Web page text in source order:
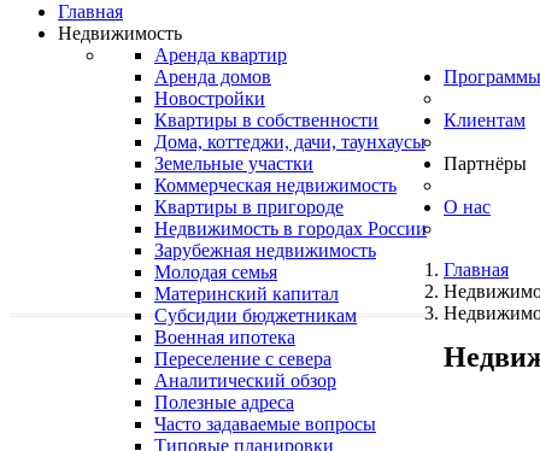
Главная
Недвижимость
Аренда квартир
Аренда домов
Новостройки
Квартиры в собственности
Дома, коттеджи, дачи, таунхаусы
Земельные участки
Коммерческая недвижимость
Квартиры в пригороде
Недвижимость в городах России
Зарубежная недвижимость
Программы
Молодая семья
Материнский капитал
Субсидии бюджетникам
Военная ипотека
Переселение с севера
Клиентам
Аналитический обзор
Полезные адреса
Часто задаваемые вопросы
Типовые планировки
Партнёры
О нас
Главная